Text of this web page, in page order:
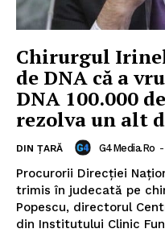
Chirurgul
de DNA că a
DNA 100.000
rezolva un alt
DIN ȚARĂ G4Media.ro -
Procurorii Direcției
trimis în judecată pe
Popescu, directorul
din Institutului Clinic